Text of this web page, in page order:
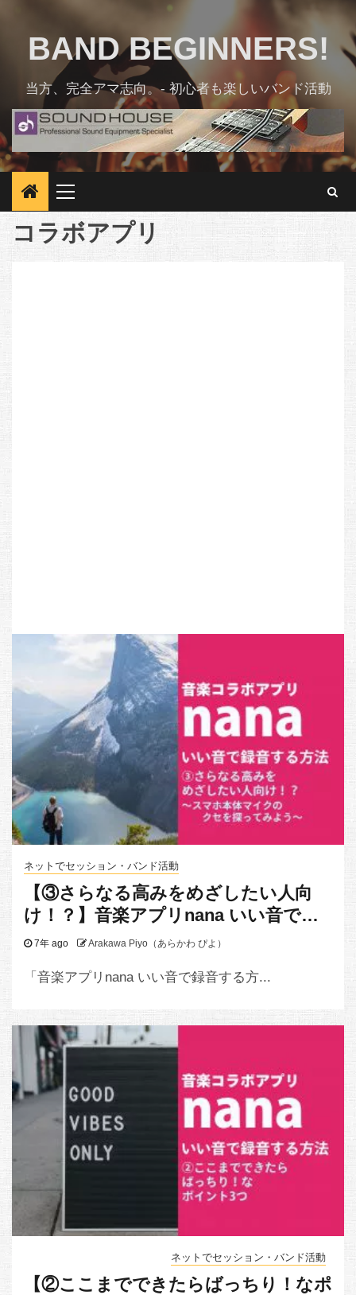
contentBAND BEGINNERS!
当方、完全アマ志向。- 初心者も楽しいバンド活動
Primary
Menu
コラボアプリ
ネットでセッション・バンド活動
【③さらなる高みをめざしたい人向
け！？】音楽アプリnana いい音で録
音する方法（スマホ本体マイクでの録
7年 ago Arakawa Piyo（あらかわ ぴよ）
「音楽アプリnana いい音で録音する方...
ネットでセッション・バンド活動
【②ここまでできたらばっちり！なポ